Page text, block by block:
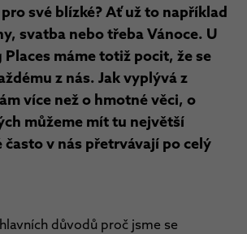
své blízké? Ať už to například
svatba nebo třeba Vánoce. U
Places máme totiž pocit, že se
z nás. Jak vyplývá z
více než o hmotné věci, o
můžeme mít tu největší
často v nás přetrvávají po celý
důvodů proč jsme se